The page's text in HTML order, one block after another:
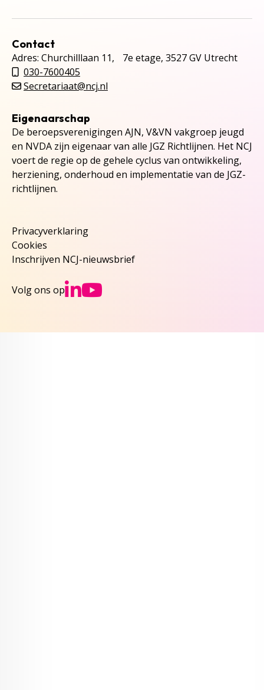
Contact
Adres: Churchilllaan 11, 7e etage, 3527 GV Utrecht
030-7600405
Secretariaat@ncj.nl
Eigenaarschap
De beroepsverenigingen AJN, V&VN vakgroep jeugd
en NVDA zijn eigenaar van alle JGZ Richtlijnen. Het NCJ
voert de regie op de gehele cyclus van ontwikkeling,
herziening, onderhoud en implementatie van de JGZ-
richtlijnen.
Privacyverklaring
Cookies
Inschrijven NCJ-nieuwsbrief
Volg ons op Ga naar NCJs